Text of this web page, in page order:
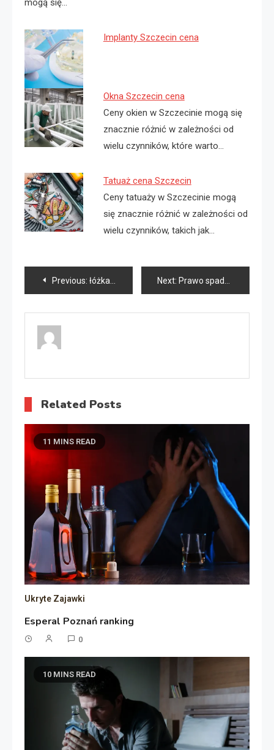
mogą się…
Implanty Szczecin cena
Okna Szczecin cena
Ceny okien w Szczecinie mogą się
znacznie różnić w zależności od
wielu czynników, które warto…
Tatuaż cena Szczecin
Ceny tatuaży w Szczecinie mogą
się znacznie różnić w zależności od
wielu czynników, takich jak…
Nawigacja
wpisu
Previous: łóżka rehabilitacyjne Warszawa Next: Prawo spadkowe Gorzów
Related Posts
11 MINS READ
Ukryte Zajawki
Esperal Poznań ranking
0
10 MINS READ